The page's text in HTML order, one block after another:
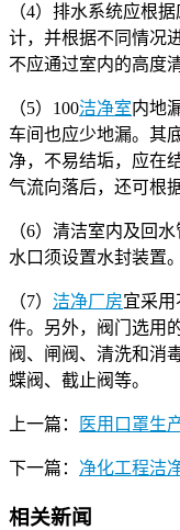
（4）排水系统应根
计，并根据不同情况
不应通过室内的高度
（5）100洁净室内地
车间也应少地漏。其
净，不易结垢，应在
气流向落后，还可根
（6）清洁室内及回
水口须设置水封装置。
（7） 洁净厂房宜采
件。另外，阀门选用
阀、闸阀、清洗和消
蝶阀、截止阀等。
上一篇： 医用口罩生
下一篇： 净化工程洁
相关新闻